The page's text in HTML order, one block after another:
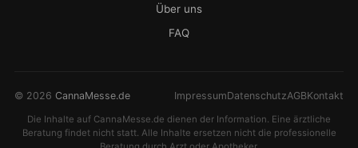
Über uns
FAQ
© 2026 CannaMesse.de ImpressumDatenschutzAGBKontakt
Die Inhalte auf CannaMesse.de dienen der Information. Eine ärztliche
Beratung findet nicht statt. Alle Inhalte ersetzen nicht die professionelle